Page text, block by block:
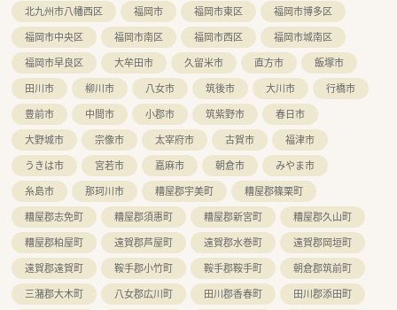
北九州市八幡西区
福岡市 福岡市東区
福岡市博多区
福岡市中央区
福岡市南区 福岡市西区
福岡市城南区
福岡市早良区
大牟田市 久留米市 直方市
飯塚市
田川市
柳川市 八女市 筑後市 大川市
行橋市
豊前市
中間市 小郡市 筑紫野市
春日市
大野城市
宗像市 太宰府市 古賀市
福津市
うきは市
宮若市 嘉麻市 朝倉市
みやま市
糸島市
那珂川市 糟屋郡宇美町
糟屋郡篠栗町
糟屋郡志免町
糟屋郡須惠町 糟屋郡新宮町
糟屋郡久山町
糟屋郡粕屋町
遠賀郡芦屋町 遠賀郡水巻町
遠賀郡岡垣町
遠賀郡遠賀町
鞍手郡小竹町 鞍手郡鞍手町
朝倉郡筑前町
三潴郡大木町
八女郡広川町 田川郡香春町
田川郡添田町